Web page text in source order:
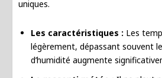
uniques.
Les caractéristiques : Les
légèrement, dépassant souvent
d’humidité augmente